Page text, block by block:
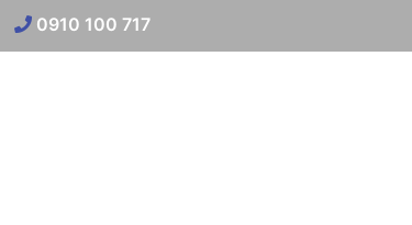
0910 100 717